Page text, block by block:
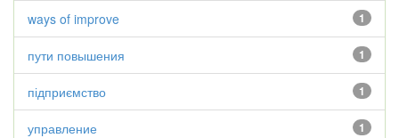
1
ways of improve
1
пути повышения
1
підприємство
1
управление